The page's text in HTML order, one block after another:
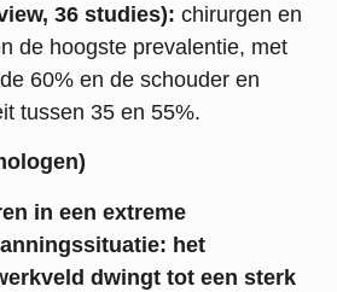
36 studies): chirurgen en
de hoogste prevalentie, met
60% en de schouder en
tussen 35 en 55%.
in een extreme
het
dwingt tot een sterk